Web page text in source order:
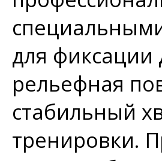
для фиксации
рельефная
стабильный
тренировки.